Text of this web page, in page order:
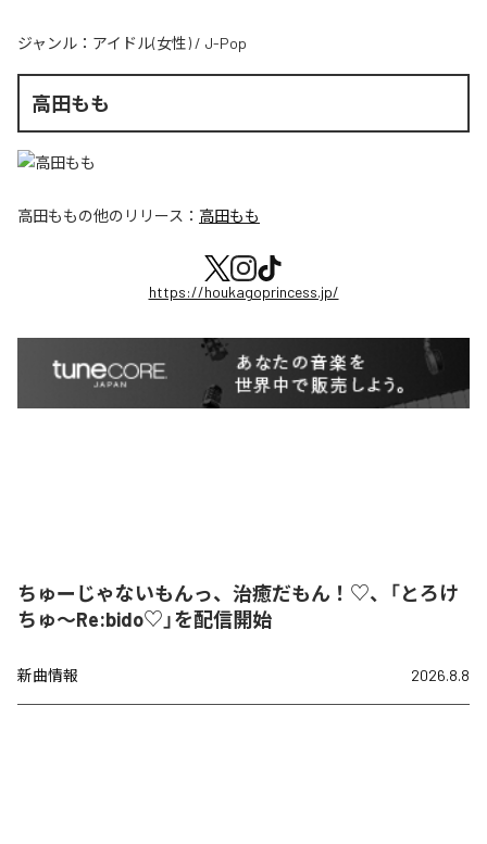
ジャンル： アイドル(女性) / J-Pop
高田もも
高田ももの他のリリース： 高田もも
https://houkagoprincess.jp/
ちゅーじゃないもんっ、治癒だもん！♡、「とろけ
ちゅ〜Re:bido♡」を配信開始
新曲情報 2026.8.8